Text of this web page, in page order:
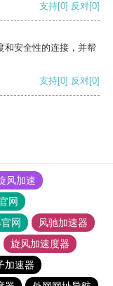
支持[0] 反对[0]
和安全性的连接，并帮
支持[0] 反对[0]
风加速
网
网
风驰加速器
旋风加速度器
加速器